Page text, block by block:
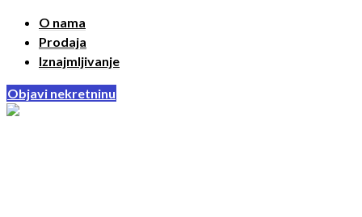
O nama
Prodaja
Iznajmljivanje
Objavi nekretninu